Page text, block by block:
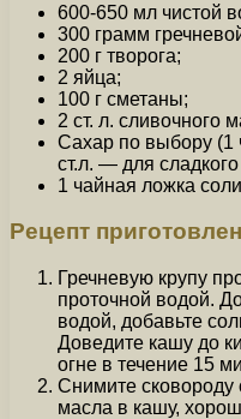
600-650 мл чистой
300 грамм
200 г творога;
2 яйца;
100 г сметаны;
2 ст. л. сливочного
Сахар по выбору (1
ст.л. — для
1 чайная ложка
Рецепт
Гречневую крупу
проточной водой.
водой, добавьте
Доведите кашу до
огне в течение 15
Снимите сковороду
масла в кашу,